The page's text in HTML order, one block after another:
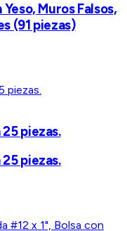
Muros Falsos,
(91 piezas)
piezas.
piezas.